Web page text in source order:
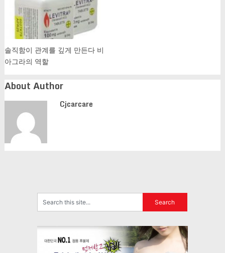
솔직함이 관계를 깊게 만든다 비
아그라의 역할
About Author
Cjcarcare